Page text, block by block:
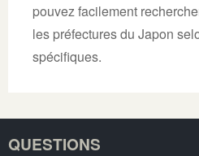
pouvez facilement
les préfectures du Japon
spécifiques.
QUESTIONS